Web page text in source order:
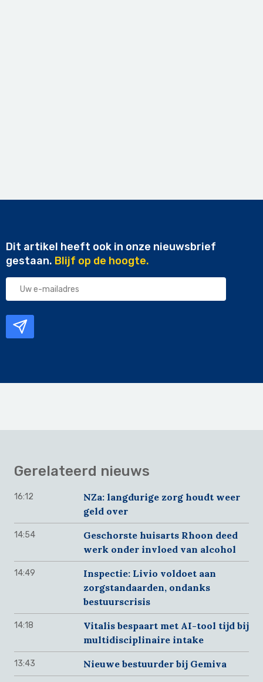
Dit artikel heeft ook in onze nieuwsbrief
gestaan. Blijf op de hoogte.
Uw
Gerelateerd nieuws
16:12
NZa: langdurige zorg houdt weer
geld over
14:54
Geschorste huisarts Rhoon deed
werk onder invloed van alcohol
14:49
Inspectie: Livio voldoet aan
zorgstandaarden, ondanks
bestuurscrisis
14:18
Vitalis bespaart met AI-tool tijd bij
multidisciplinaire intake
13:43 Nieuwe bestuurder bij Gemiva